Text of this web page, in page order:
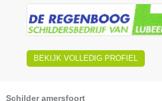
BEKIJK VOLLEDIG PROFIEL
Schilder amersfoort